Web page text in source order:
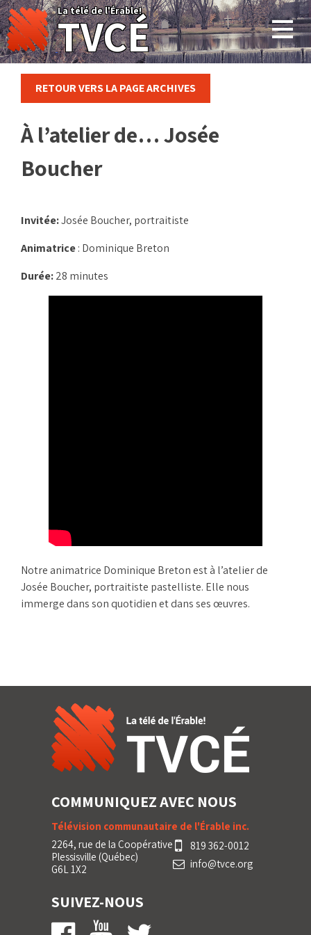
Skip
to
content
La télé de l'Érable!
TVCÉ
RETOUR VERS LA PAGE ARCHIVES
À l’atelier de… Josée
Boucher
Invitée:Josée Boucher, portraitiste
Animatrice: Dominique Breton
Durée:28 minutes
Notre animatrice Dominique Breton est à l’atelier de
Josée Boucher, portraitiste pastelliste. Elle nous
immerge dans son quotidien et dans ses œuvres.
COMMUNIQUEZ AVEC NOUS
Télévision communautaire de l'Érable inc.
2264, rue de la Coopérative
Plessisville (Québec)
G6L 1X2
819 362-0012
info@tvce.org
SUIVEZ-NOUS